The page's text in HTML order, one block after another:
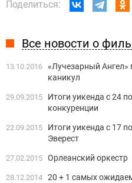
Поделиться:
Все новости о
13.10.2016 «Лучезарный Ангел»
каникул
29.09.2015
Итоги уикенда с 24
конкуренции
22.09.2015
Итоги уикенда с 17
Эверест
27.02.2015 Орлеанский оркестр
28.12.2014 20 + 1 самых